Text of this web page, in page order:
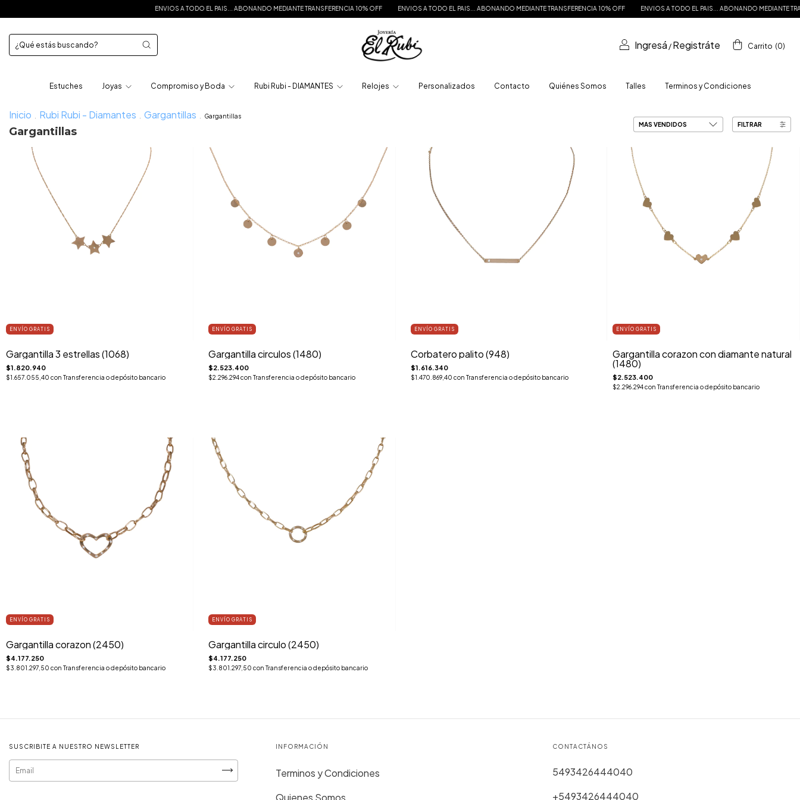
ENVIOS A TODO EL PAIS... ABONANDO MEDIANTE TRANSFERENCIA 10% OFF ENVIOS A TODO EL PAIS... ABONANDO MEDIANTE TRANSFERENCIA 10% OFF ENVIOS A TODO EL PAIS... ABONANDO MEDIANTE
Ingresá / Registráte Carrito (0)
Estuches Joyas Compromiso y Boda Rubi Rubi - DIAMANTES Relojes Personalizados Contacto Quiénes Somos Talles Terminos y Condiciones
Inicio Rubi Rubi - Diamantes Gargantillas Gargantillas
Gargantillas
FILTRAR
ENVÍO GRATIS
Gargantilla 3 estrellas (1068)
$1.820.940
$1.657.055,40 con Transferencia o depósito bancario
ENVÍO GRATIS
Gargantilla circulos (1480)
$2.523.400
$2.296.294con Transferencia o depósito bancario
ENVÍO GRATIS
Corbatero palito (948)
$1.616.340
$1.470.869,40 con Transferencia o depósito bancario
ENVÍO GRATIS
Gargantilla corazon con diamante natural
(1480)
$2.523.400
$2.296.294con Transferencia o depósito bancario
ENVÍO GRATIS
Gargantilla corazon (2450)
$4.177.250
$3.801.297,50 con Transferencia o depósito bancario
ENVÍO GRATIS
Gargantilla circulo (2450)
$4.177.250
$3.801.297,50 con Transferencia o depósito bancario
SUSCRIBITE A NUESTRO NEWSLETTER INFORMACIÓN
Terminos y Condiciones
Quienes Somos
CONTACTÁNOS
5493426444040
+5493426444040